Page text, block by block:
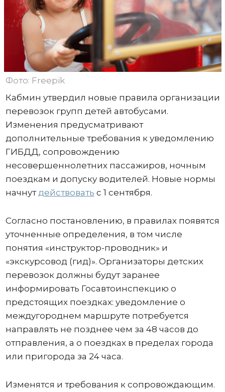
Фото: Freepik
Кабмин утвердил новые правила организации
перевозок групп детей автобусами.
Изменения предусматривают
дополнительные требования к уведомлению
ГИБДД, сопровождению
несовершеннолетних пассажиров, ночным
поездкам и допуску водителей. Новые нормы
начнут действовать с 1 сентября.
Согласно постановлению, в правилах появятся
уточненные определения, в том числе
понятия «инструктор-проводник» и
«экскурсовод (гид)». Организаторы детских
перевозок должны будут заранее
информировать Госавтоинспекцию о
предстоящих поездках: уведомление о
междугороднем маршруте потребуется
направлять не позднее чем за 48 часов до
отправления, а о поездках в пределах города
или пригорода за 24 часа.
Изменятся и требования к сопровождающим.